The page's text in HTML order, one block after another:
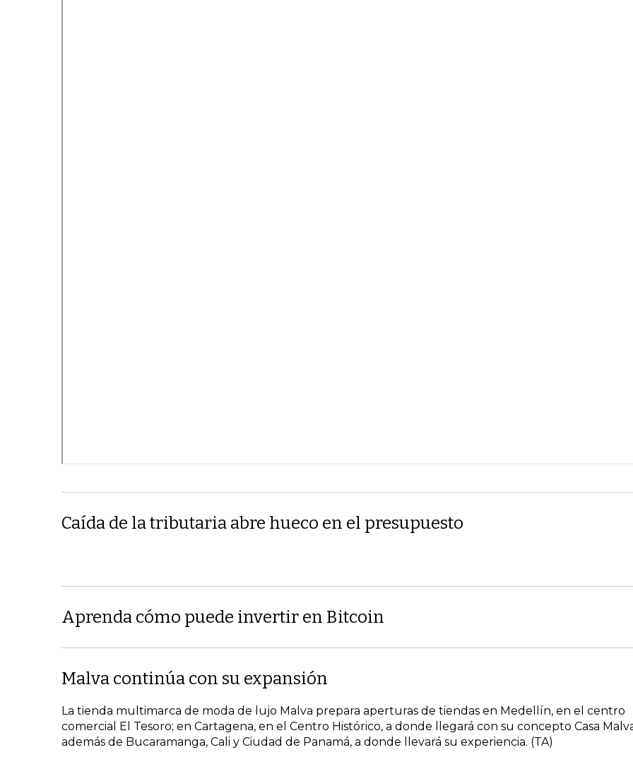
Caída de la tributaria abre hueco en el presupuesto
Aprenda cómo puede invertir en Bitcoin
Malva continúa con su expansión
La tienda multimarca de moda de lujo Malva prepara aperturas de tiendas en Medellín, en el centro
comercial El Tesoro; en Cartagena, en el Centro Histórico, a donde llegará con su concepto Casa
además de Bucaramanga, Cali y Ciudad de Panamá, a donde llevará su experiencia. (TA)